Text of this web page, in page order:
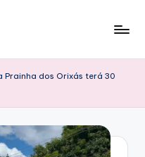
Prainha dos Orixás terá 30